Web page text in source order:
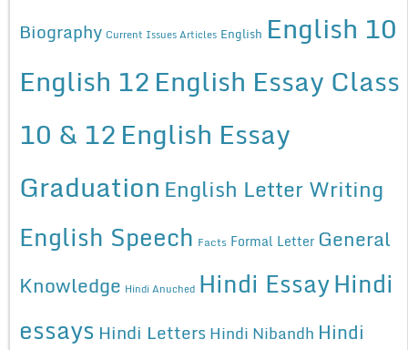
Biography Current Issues Articles English English 10
English 12English Essay Class
10 & 12English Essay
Graduation English Letter Writing
English Speech Facts Formal Letter General
Knowledge Hindi Anuched Hindi EssayHindi
essays Hindi Letters Hindi Nibandh Hindi